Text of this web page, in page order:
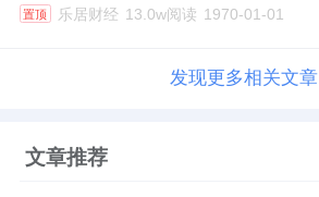
置顶 乐居财经 13.0w阅读 1970-01-01
发现更多相关文章
文章推荐